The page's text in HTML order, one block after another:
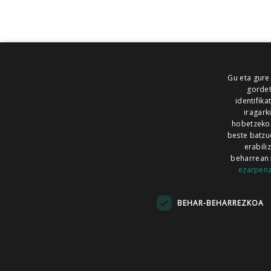
ALEA
MAILOPE NOAUA
Gu eta
hobetzeko.
beste
beharrean
BEHAR-BEHARREZKOA